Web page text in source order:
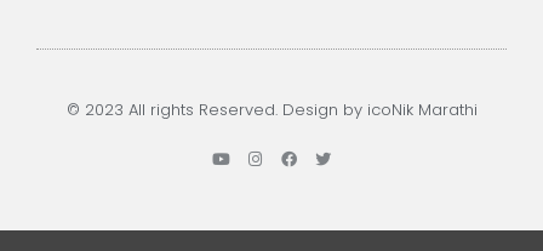
© 2023 All rights Reserved. Design by icoNik Marathi